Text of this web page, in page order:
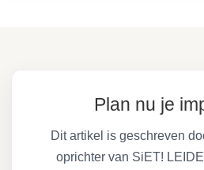
Plan nu je
Dit artikel is geschreven
oprichter van SiET!